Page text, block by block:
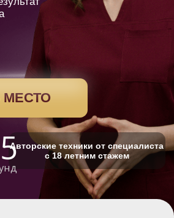
техники от специалиста
с 18 летним стажем